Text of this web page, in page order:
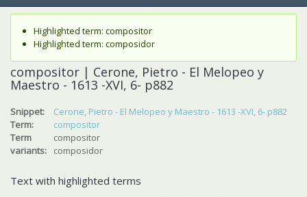
Status message
Highlighted term: compositor
Highlighted term: composidor
compositor | Cerone, Pietro - El Melopeo y
Maestro - 1613 -XVI, 6- p882
Snippet:
Cerone, Pietro - El Melopeo y Maestro - 1613 -XVI, 6- p882
Term:
compositor
Term
variants:
compositor
composidor
Text with highlighted terms